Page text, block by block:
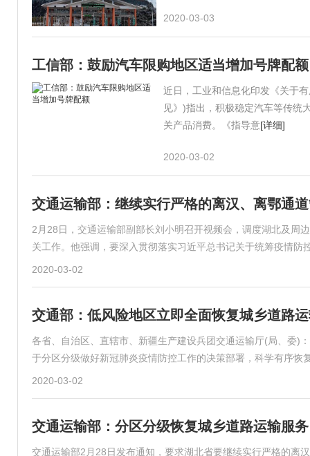
2020-03-03
工信部：鼓励汽车限购地区适当增加号牌配额
近日，工业和信息化印发《关于
见》)指出，积极稳定汽车等传统
关产品消费。《指导意[详细]
2020-03-02
交通运输部：继续实行严格的离汉、离鄂通
2月28日，交通运输部副部长刘小明召开视频会，调度湖北及周
关工作。他强调，要深入贯彻落实习近平总书记关于统筹疫情防
2020-03-02
交通部：低风险地区立即全面恢复城乡道路
各省、自治区、直辖市、新疆生产建设兵团交通运输厅(局、委)
于分区分级做好新冠肺炎疫情防控工作的决策部署，科学有序恢
2020-03-02
交通运输部：分区分级恢复城乡道路运输服务
交通运输部2月28日发布通知，要求湖北省要继续实行严格的离